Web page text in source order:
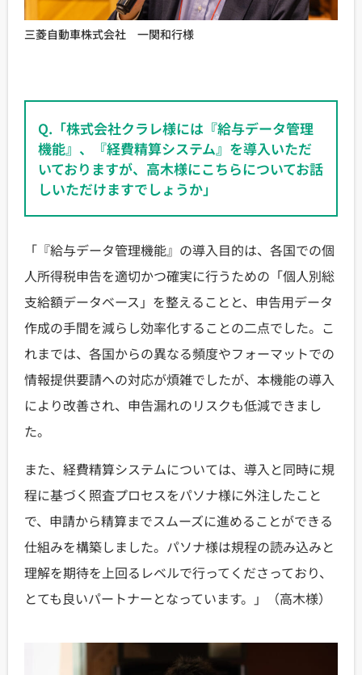
三菱自動車株式会社 一関和行様
Q.「株式会社クラレ様には『給与データ管理
機能』、『経費精算システム』を導入いただ
いておりますが、高木様にこちらについてお話
しいただけますでしょうか」
「『給与データ管理機能』の導入目的は、各国での個
人所得税申告を適切かつ確実に行うための「個人別総
支給額データベース」を整えることと、申告用データ
作成の手間を減らし効率化することの二点でした。こ
れまでは、各国からの異なる頻度やフォーマットでの
情報提供要請への対応が煩雑でしたが、本機能の導入
により改善され、申告漏れのリスクも低減できまし
た。
また、経費精算システムについては、導入と同時に規
程に基づく照査プロセスをパソナ様に外注したこと
で、申請から精算までスムーズに進めることができる
仕組みを構築しました。パソナ様は規程の読み込みと
理解を期待を上回るレベルで行ってくださっており、
とても良いパートナーとなっています。」（高木様）